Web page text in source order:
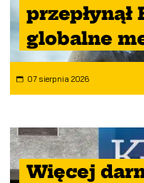
przepłynął
globalne
07 sierpnia 2026
Więcej